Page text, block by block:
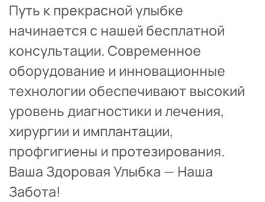
Фиксация ортопедической
конструкции на СИЦ
	от 2
000₽
(инфильтрационная)
Анестезия карпульная
(проводниковая)
от 2 000 ₽
Путь к прекрасной улыбке
начинается с нашей бесплатной
консультации. Современное
оборудование и инновационные
технологии обеспечивают высокий
уровень диагностики и лечения,
хирургии и имплантации,
профгигиены и протезирования.
Ваша Здоровая Улыбка — Наша
Забота!